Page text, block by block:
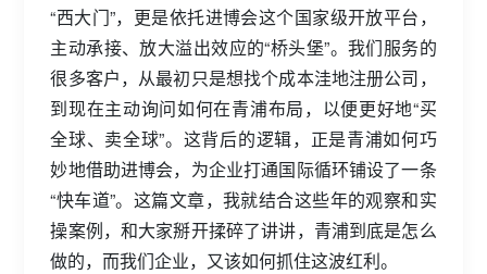
“西大门”，更是依托进博会这个国家级开放平台，
主动承接、放大溢出效应的“桥头堡”。我们服务的
很多客户，从最初只是想找个成本洼地注册公司，
到现在主动询问如何在青浦布局，以便更好地“买
全球、卖全球”。这背后的逻辑，正是青浦如何巧
妙地借助进博会，为企业打通国际循环铺设了一条
“快车道”。这篇文章，我就结合这些年的观察和实
操案例，和大家掰开揉碎了讲讲，青浦到底是怎么
做的，而我们企业，又该如何抓住这波红利。